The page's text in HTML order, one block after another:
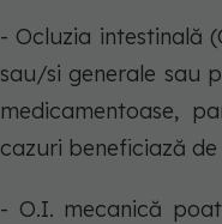
- Ocluzia intestinală
sau/si generale sau
medicamentoase,
cazuri beneficiază
- O.I. mecanică